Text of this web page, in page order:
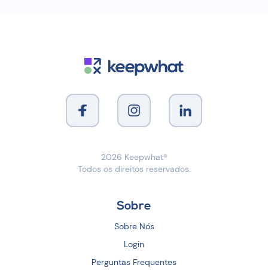
2026 Keepwhat®
Todos os direitos reservados.
Sobre
Sobre Nós
Login
Perguntas Frequentes